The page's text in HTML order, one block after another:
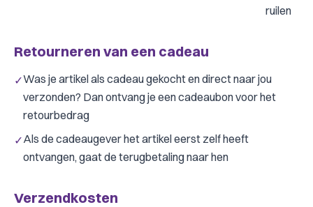
ruilen
Retourneren van een cadeau
✓Was je artikel als cadeau gekocht en direct naar jou
verzonden? Dan ontvang je een cadeaubon voor het
retourbedrag
✓Als de cadeaugever het artikel eerst zelf heeft
ontvangen, gaat de terugbetaling naar hen
Verzendkosten